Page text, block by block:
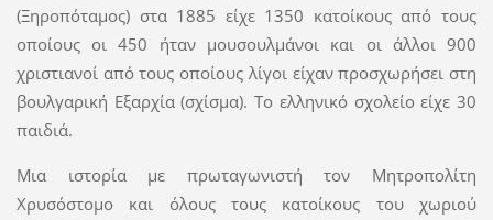
(Ξηροπόταμος) στα 1885 είχε 1350 κατοίκους από τους
οποίους οι 450 ήταν μουσουλμάνοι και οι άλλοι 900
χριστιανοί από τους οποίους λίγοι είχαν προσχωρήσει στη
βουλγαρική Εξαρχία (σχίσμα). Το ελληνικό σχολείο είχε 30
παιδιά.
Μια ιστορία με πρωταγωνιστή τον Μητροπολίτη
Χρυσόστομο και όλους τους κατοίκους του χωριού